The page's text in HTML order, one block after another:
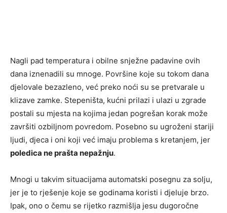
Nagli pad temperatura i obilne snježne padavine ovih
dana iznenadili su mnoge. Površine koje su tokom dana
djelovale bezazleno, već preko noći su se pretvarale u
klizave zamke. Stepeništa, kućni prilazi i ulazi u zgrade
postali su mjesta na kojima jedan pogrešan korak može
završiti ozbiljnom povredom. Posebno su ugroženi stariji
ljudi, djeca i oni koji već imaju problema s kretanjem, jer
poledica ne prašta nepažnju.
Mnogi u takvim situacijama automatski posegnu za solju,
jer je to rješenje koje se godinama koristi i djeluje brzo.
Ipak, ono o čemu se rijetko razmišlja jesu dugoročne